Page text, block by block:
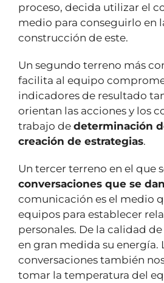
proceso, decida utilizar el
medio para conseguirlo en
construcción de este.
Un segundo terreno más
facilita al equipo
indicadores de resultado
orientan las acciones y los
trabajo de determinación
creación de estrategias.
Un tercer terreno en el que
conversaciones que se
comunicación es el medio
equipos para establecer
personales. De la calidad
en gran medida su energía.
conversaciones también
tomar la temperatura del